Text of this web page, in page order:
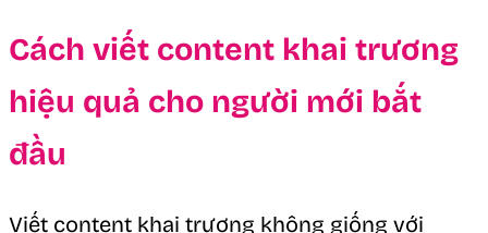
Cách viết content khai trương
hiệu quả cho người mới bắt
đầu
Viết content khai trương không giống với